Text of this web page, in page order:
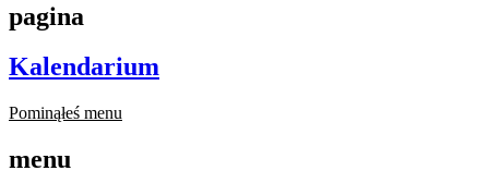
pagina
Kalendarium
Pominąłeś menu
menu